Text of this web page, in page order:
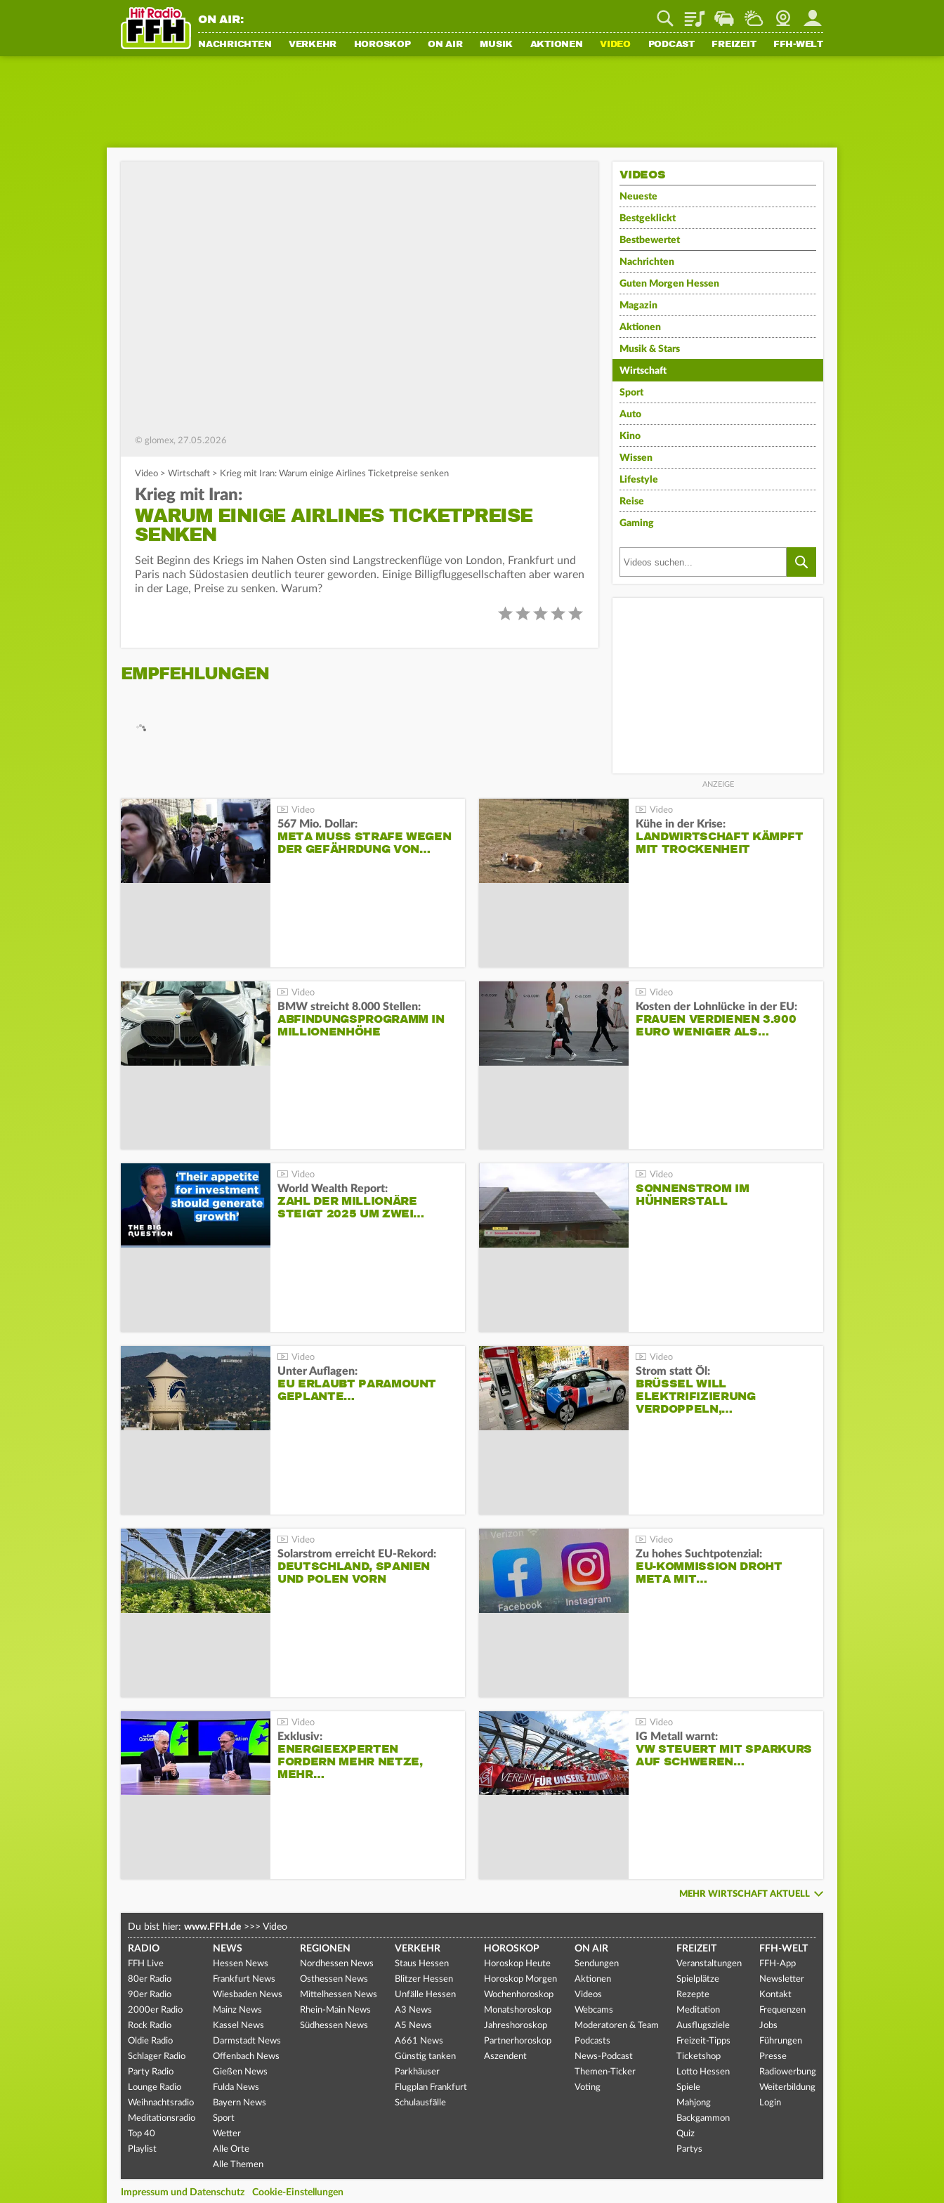
ON AIR: PlaylistStaupilotWetterWebcamMein FFH
NACHRICHTEN VERKEHR HOROSKOP ON AIR MUSIK AKTIONEN VIDEO PODCAST FREIZEIT FFH-WELT
© glomex, 27.05.2026
Video > Wirtschaft > Krieg mit Iran: Warum einige Airlines Ticketpreise senken
Krieg mit Iran:
WARUM EINIGE AIRLINES TICKETPREISE
SENKEN
Seit Beginn des Kriegs im Nahen Osten sind Langstreckenflüge von London, Frankfurt und
Paris nach Südostasien deutlich teurer geworden. Einige Billigfluggesellschaften aber waren
in der Lage, Preise zu senken. Warum?
EMPFEHLUNGEN
VIDEOS
Neueste
Bestgeklickt
Bestbewertet
Nachrichten
Guten Morgen Hessen
Magazin
Aktionen
Musik & Stars
Wirtschaft
Sport
Auto
Kino
Wissen
Lifestyle
Reise
Gaming
567 Mio. Dollar:
META MUSS STRAFE WEGEN
DER GEFÄHRDUNG VON…
Kühe in der Krise:
LANDWIRTSCHAFT KÄMPFT
MIT TROCKENHEIT
BMW streicht 8.000 Stellen:
ABFINDUNGSPROGRAMM IN
MILLIONENHÖHE
Kosten der Lohnlücke in der EU:
FRAUEN VERDIENEN 3.900
EURO WENIGER ALS…
World Wealth Report:
ZAHL DER MILLIONÄRE
STEIGT 2025 UM ZWEI…
SONNENSTROM IM
HÜHNERSTALL
Unter Auflagen:
EU ERLAUBT PARAMOUNT
GEPLANTE…
Strom statt Öl:
BRÜSSEL WILL
ELEKTRIFIZIERUNG
VERDOPPELN,…
Solarstrom erreicht EU-Rekord:
DEUTSCHLAND, SPANIEN
UND POLEN VORN
Zu hohes Suchtpotenzial:
EU-KOMMISSION DROHT
META MIT…
Exklusiv:
ENERGIEEXPERTEN
FORDERN MEHR NETZE,
MEHR…
IG Metall warnt:
VW STEUERT MIT SPARKURS
AUF SCHWEREN…
MEHR WIRTSCHAFT AKTUELL
Du bist hier: www.FFH.de >>> Video
RADIO
FFH Live
80er Radio
90er Radio
2000er Radio
Rock Radio
Oldie Radio
Schlager Radio
Party Radio
Lounge Radio
Weihnachtsradio
Meditationsradio
Top 40
Playlist
NEWS
Hessen News
Frankfurt News
Wiesbaden News
Mainz News
Kassel News
Darmstadt News
Offenbach News
Gießen News
Fulda News
Bayern News
Sport
Wetter
Alle Orte
Alle Themen
REGIONEN
Nordhessen News
Osthessen News
Mittelhessen News
Rhein-Main News
Südhessen News
VERKEHR
Staus Hessen
Blitzer Hessen
Unfälle Hessen
A3 News
A5 News
A661 News
Günstig tanken
Parkhäuser
Flugplan Frankfurt
Schulausfälle
HOROSKOP
Horoskop Heute
Horoskop Morgen
Wochenhoroskop
Monatshoroskop
Jahreshoroskop
Partnerhoroskop
Aszendent
ON AIR
Sendungen
Aktionen
Videos
Webcams
Moderatoren & Team
Podcasts
News-Podcast
Themen-Ticker
Voting
FREIZEIT
Veranstaltungen
Spielplätze
Rezepte
Meditation
Ausflugsziele
Freizeit-Tipps
Ticketshop
Lotto Hessen
Spiele
Mahjong
Backgammon
Quiz
Partys
FFH-WELT
FFH-App
Newsletter
Kontakt
Frequenzen
Jobs
Führungen
Presse
Radiowerbung
Weiterbildung
Login
Impressum und Datenschutz Cookie-Einstellungen